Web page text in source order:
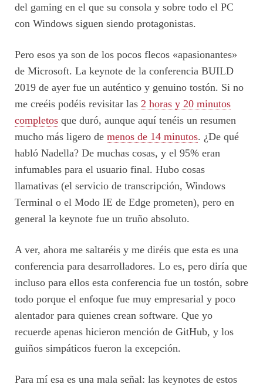
del gaming en el que su consola y sobre todo el PC
con Windows siguen siendo protagonistas.
Pero esos ya son de los pocos flecos «apasionantes»
de Microsoft. La keynote de la conferencia BUILD
2019 de ayer fue un auténtico y genuino tostón. Si no
me creéis podéis revisitar las 2 horas y 20 minutos
completos que duró, aunque aquí tenéis un resumen
mucho más ligero de menos de 14 minutos. ¿De qué
habló Nadella? De muchas cosas, y el 95% eran
infumables para el usuario final. Hubo cosas
llamativas (el servicio de transcripción, Windows
Terminal o el Modo IE de Edge prometen), pero en
general la keynote fue un truño absoluto.
A ver, ahora me saltaréis y me diréis que esta es una
conferencia para desarrolladores. Lo es, pero diría que
incluso para ellos esta conferencia fue un tostón, sobre
todo porque el enfoque fue muy empresarial y poco
alentador para quienes crean software. Que yo
recuerde apenas hicieron mención de GitHub, y los
guiños simpáticos fueron la excepción.
Para mí esa es una mala señal: las keynotes de estos